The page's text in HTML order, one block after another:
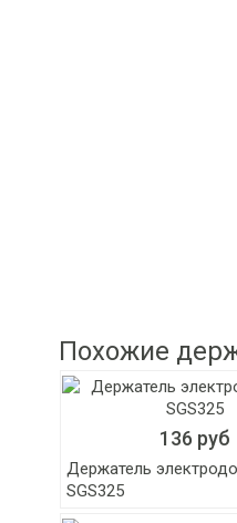
Похожие
136 руб
Держатель
SGS325